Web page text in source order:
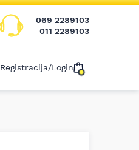
069 2289103
011 2289103
Registracija/Login